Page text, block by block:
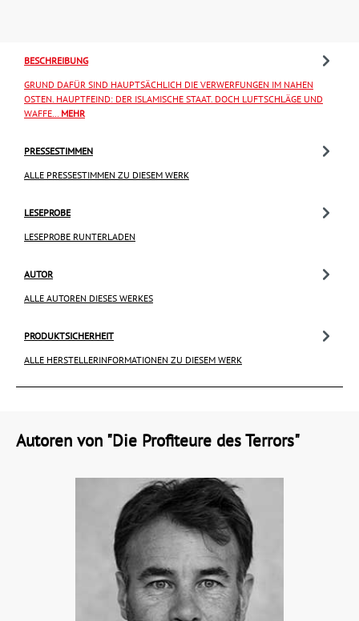
BESCHREIBUNG
GRUND DAFÜR SIND HAUPTSÄCHLICH DIE VERWERFUNGEN IM NAHEN
OSTEN. HAUPTFEIND: DER ISLAMISCHE STAAT. DOCH LUFTSCHLÄGE UND
WAFFE… MEHR
PRESSESTIMMEN
ALLE PRESSESTIMMEN ZU DIESEM WERK
LESEPROBE
LESEPROBE RUNTERLADEN
AUTOR
ALLE AUTOREN DIESES WERKES
PRODUKTSICHERHEIT
ALLE HERSTELLERINFORMATIONEN ZU DIESEM WERK
Autoren von "Die Profiteure des Terrors"